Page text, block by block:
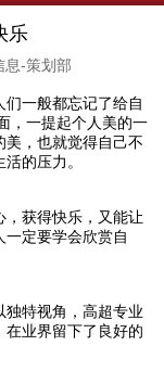
乐
-策划部
一般都忘记了给自
，一提起个人美的一
，也就觉得自己不
的压力。
获得快乐，又能让
定要学会欣赏自
特视角，高超专业
业界留下了良好的